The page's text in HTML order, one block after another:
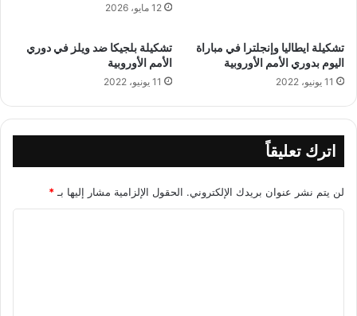
12 مايو، 2026
تشكيلة ايطاليا وإنجلترا في مباراة
اليوم بدوري الأمم الأوروبية
11 يونيو، 2022
تشكيلة بلجيكا ضد ويلز في دوري
الأمم الأوروبية
11 يونيو، 2022
اترك تعليقاً
لن يتم نشر عنوان بريدك الإلكتروني. الحقول الإلزامية مشار إليها بـ *